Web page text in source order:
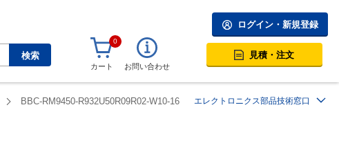
検索
ログイン・新規登録
0
カート お問い合わせ
見積・注文
BBC-RM9450-R932U50R09R02-W10-16 エレクトロニクス部品技術窓口